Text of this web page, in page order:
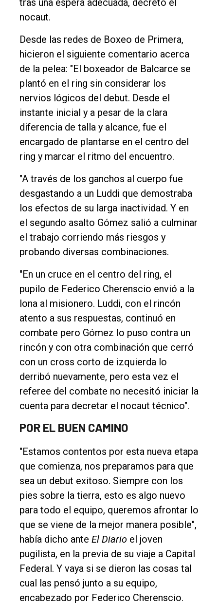
tras una espera adecuada, decretó el
nocaut.
Desde las redes de Boxeo de Primera,
hicieron el siguiente comentario acerca
de la pelea: "El boxeador de Balcarce se
plantó en el ring sin considerar los
nervios lógicos del debut. Desde el
instante inicial y a pesar de la clara
diferencia de talla y alcance, fue el
encargado de plantarse en el centro del
ring y marcar el ritmo del encuentro.
"A través de los ganchos al cuerpo fue
desgastando a un Luddi que demostraba
los efectos de su larga inactividad. Y en
el segundo asalto Gómez salió a culminar
el trabajo corriendo más riesgos y
probando diversas combinaciones.
"En un cruce en el centro del ring, el
pupilo de Federico Cherenscio envió a la
lona al misionero. Luddi, con el rincón
atento a sus respuestas, continuó en
combate pero Gómez lo puso contra un
rincón y con otra combinación que cerró
con un cross corto de izquierda lo
derribó nuevamente, pero esta vez el
referee del combate no necesitó iniciar la
cuenta para decretar el nocaut técnico".
POR EL BUEN CAMINO
"Estamos contentos por esta nueva etapa
que comienza, nos preparamos para que
sea un debut exitoso. Siempre con los
pies sobre la tierra, esto es algo nuevo
para todo el equipo, queremos afrontar lo
que se viene de la mejor manera posible",
había dicho ante El Diario el joven
pugilista, en la previa de su viaje a Capital
Federal. Y vaya si se dieron las cosas tal
cual las pensó junto a su equipo,
encabezado por Federico Cherenscio.